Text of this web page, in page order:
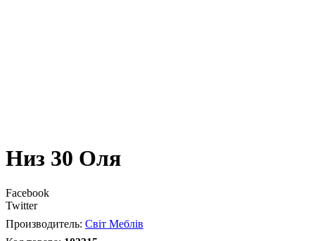
Низ 30 Оля
Facebook
Twitter
Світ Меблів